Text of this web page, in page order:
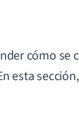
cómo se
esta